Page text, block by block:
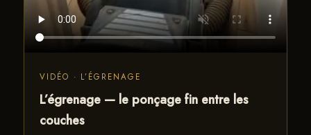
VIDÉO · L’ÉGRENAGE
L’égrenage — le ponçage fin entre les
couches